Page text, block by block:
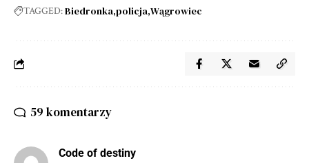
TAGGED:Biedronka policja Wągrowiec
59 komentarzy
Code of destiny